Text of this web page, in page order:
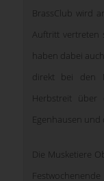
BrassClub wird
Auftritt vertreten
haben dabei
direkt bei den
Herbstreit über
Egenhausen
Die Musketiere